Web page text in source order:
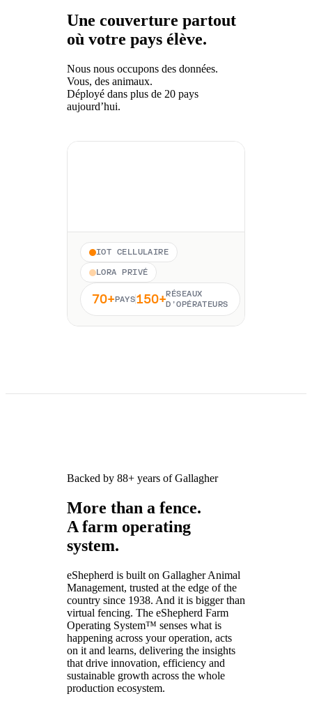
Une couverture partout
où votre pays élève.
Nous nous occupons des données.
Vous, des animaux.
Déployé dans plus de 20 pays
aujourd’hui.
IOT CELLULAIRE
LORA PRIVÉ
70+PAYS150+RÉSEAUX
D’OPÉRATEURS
Backed by 88+ years of Gallagher
More than a fence.
A farm operating
system.
eShepherd is built on Gallagher Animal
Management, trusted at the edge of the
country since 1938. And it is bigger than
virtual fencing. The eShepherd Farm
Operating System™ senses what is
happening across your operation, acts
on it and learns, delivering the insights
that drive innovation, efficiency and
sustainable growth across the whole
production ecosystem.